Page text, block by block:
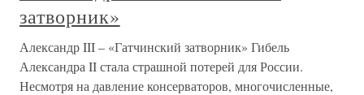
затворник»
Александр III – «Гатчинский затворник» Гибель
Александра II стала страшной потерей для России.
Несмотря на давление консерваторов, многочисленные,